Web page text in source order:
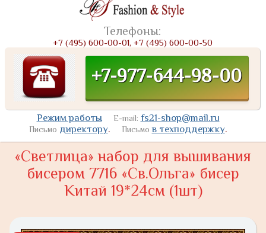
Телефоны:
+7 (495) 600-00-01, +7 (495) 600-00-50
+7-977-644-98-00
Режим работы E-mail: fs21-shop@mail.ru
Письмо директору. Письмо в техподдержку.
«Светлица» набор для вышивания
бисером 7716 «Св.Ольга» бисер
Китай 19*24см (1шт)